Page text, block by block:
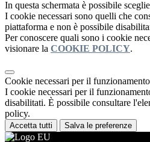
In questa schermata è possibile
I cookie necessari sono quelli che
piattaforma e non è possibile
Per conoscere quali sono i cookie
visionare la COOKIE POLICY.
Cookie necessari per il funzionamento
I cookie necessari per il
disabilitati. È possibile consultare
policy.
Accetta tutti Salva le preferenze